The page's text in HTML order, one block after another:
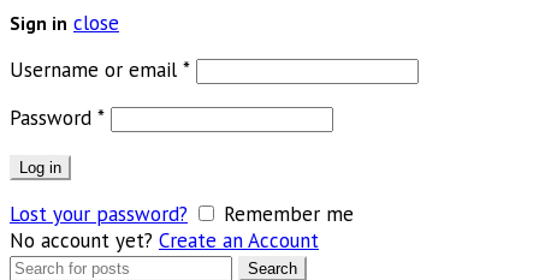
Sign in close
Username or email *Обязательно
Password *Обязательно
Log in
Lost your password?
Remember me
No account yet? Create an Account
Search
Search